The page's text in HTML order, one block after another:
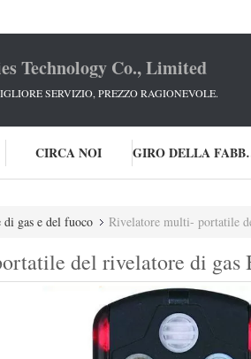
Technology Co., Limited
SERVIZIO, PREZZO RAGIONEVOLE.
CIRCA NOI GIRO
di gas e del fuoco Rivelatore multi- portatile
del rivelatore di gas